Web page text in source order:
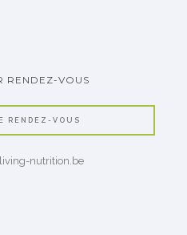
RENDEZ-VOUS
RENDEZ-VOUS
nutrition.be